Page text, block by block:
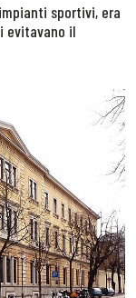
sportivi, era
evitavano il